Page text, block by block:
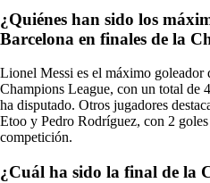
¿Quiénes han sido los
Barcelona en finales de la
Lionel Messi es el máximo goleador
Champions League, con un total de
ha disputado. Otros jugadores
Etoo y Pedro Rodríguez, con 2
competición.
¿Cuál ha sido la final de la